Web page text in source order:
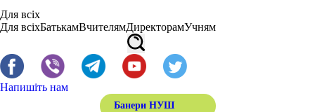
Для всіх
Для всіхБатькамВчителямДиректорамУчням
Напишіть нам
Банери НУШ